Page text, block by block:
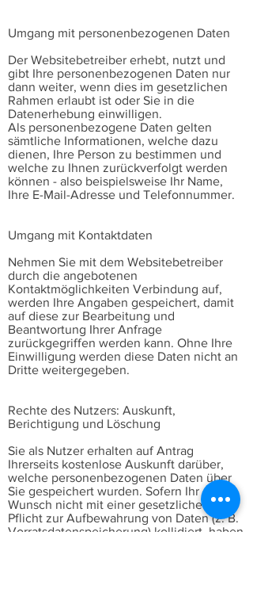
Umgang mit personenbezogenen Daten
Der Websitebetreiber erhebt, nutzt und
gibt Ihre personenbezogenen Daten nur
dann weiter, wenn dies im gesetzlichen
Rahmen erlaubt ist oder Sie in die
Datenerhebung einwilligen.
Als personenbezogene Daten gelten
sämtliche Informationen, welche dazu
dienen, Ihre Person zu bestimmen und
welche zu Ihnen zurückverfolgt werden
können - also beispielsweise Ihr Name,
Ihre E-Mail-Adresse und Telefonnummer.
Umgang mit Kontaktdaten
Nehmen Sie mit dem Websitebetreiber
durch die angebotenen
Kontaktmöglichkeiten Verbindung auf,
werden Ihre Angaben gespeichert, damit
auf diese zur Bearbeitung und
Beantwortung Ihrer Anfrage
zurückgegriffen werden kann. Ohne Ihre
Einwilligung werden diese Daten nicht an
Dritte weitergegeben.
Rechte des Nutzers: Auskunft,
Berichtigung und Löschung
Sie als Nutzer erhalten auf Antrag
Ihrerseits kostenlose Auskunft darüber,
welche personenbezogenen Daten über
Sie gespeichert wurden. Sofern Ihr
Wunsch nicht mit einer gesetzlichen
Pflicht zur Aufbewahrung von Daten (z. B.
Vorratsdatenspeicherung) kollidiert, haben